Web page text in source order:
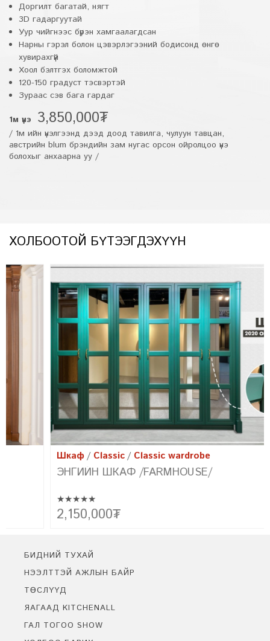
Доргилт багатай, нягт
3D гадаргуутай
Уур чийгнээс бүрэн хамгаалагдсан
Нарны гэрэл болон цэвэрлэгээний бодисонд өнгө
хувирахгүй
Хоол бэлтгэх боломжтой
120-150 градуст тэсвэртэй
Зураас сэв бага гардаг
1м үнэ 3,850,000₮
/ 1м ийн үнэлгээнд дээд доод тавилга, чулуун тавцан,
австрийн blum брэндийн зам нугас орсон ойролцоо үнэ
болохыг анхаарна уу /
ХОЛБООТОЙ БҮТЭЭГДЭХҮҮН
Classic Classic wardrobe
ЭНГИЙН ШКАФ /FARMHOUSE/
Эртний сонгодог болон орчин үеийн хэв маягийн хамтад нь
цогцлоосон бидний төгс бүтээл FARMHOUSE-г танилцуулж
бүтээх болсноор үүссэн юм.
2,150,000₮
БИДНИЙ ТУХАЙ
НЭЭЛТТЭЙ АЖЛЫН БАЙР
ТӨСЛҮҮД
ЯАГААД KITCHENALL
ГАЛ ТОГОО SHOW